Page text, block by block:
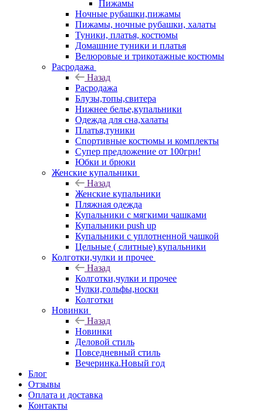
Пижамы
Ночные рубашки,пижамы
Пижамы, ночные рубашки, халаты
Туники, платья, костюмы
Домашние туники и платья
Велюровые и трикотажные костюмы
Расродажа
Назад
Расродажа
Блузы,топы,свитера
Нижнее белье,купальники
Одежда для сна,халаты
Платья,туники
Спортивные костюмы и комплекты
Супер предложение от 100грн!
Юбки и брюки
Женские купальники
Назад
Женские купальники
Пляжная одежда
Купальники с мягкими чашками
Купальники push up
Купальники с уплотненной чашкой
Цельные ( слитные) купальники
Колготки,чулки и прочее
Назад
Колготки,чулки и прочее
Чулки,гольфы,носки
Колготки
Новинки
Назад
Новинки
Деловой стиль
Повседневный стиль
Вечеринка.Новый год
Блог
Отзывы
Оплата и доставка
Контакты